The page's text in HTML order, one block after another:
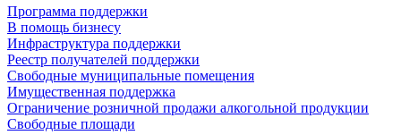
Программа поддержки
В помощь бизнесу
Инфраструктура поддержки
Реестр получателей поддержки
Свободные муниципальные помещения
Имущественная поддержка
Ограничение розничной продажи алкогольной продукции
Свободные площади